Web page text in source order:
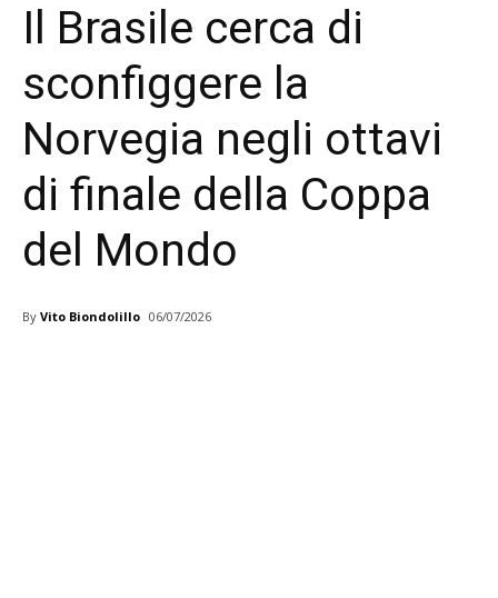
Il Brasile cerca di
sconfiggere la
Norvegia negli ottavi
di finale della Coppa
del Mondo
By Vito Biondolillo 06/07/2026